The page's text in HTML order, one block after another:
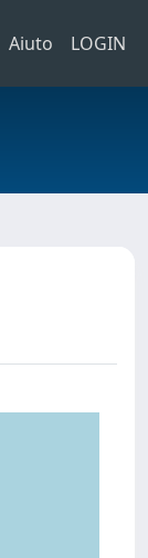
Aiuto LOGIN